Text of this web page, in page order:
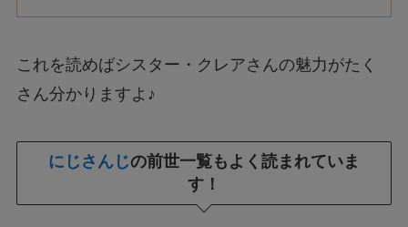
これを読めばシスター・クレアさんの魅力がたく
さん分かりますよ♪
にじさんじの前世一覧もよく読まれていま
す！